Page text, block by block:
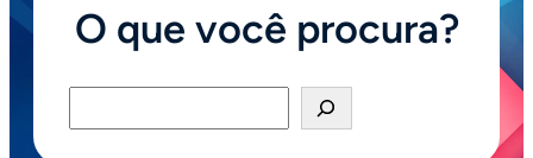
O que você procura?